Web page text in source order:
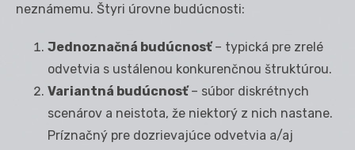
neznámemu. Štyri úrovne budúcnosti:
Jednoznačná budúcnosť– typická pre zrelé
odvetvia s ustálenou konkurenčnou štruktúrou.
Variantná budúcnosť– súbor diskrétnych
scenárov a neistota, že niektorý z nich nastane.
Príznačný pre dozrievajúce odvetvia a/aj